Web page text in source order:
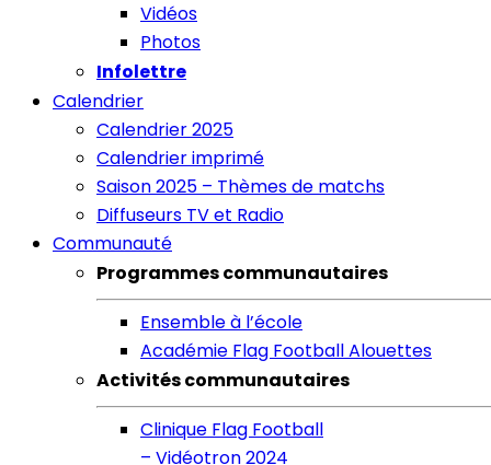
Vidéos
Photos
Infolettre
Calendrier
Calendrier 2025
Calendrier imprimé
Saison 2025 – Thèmes de matchs
Diffuseurs TV et Radio
Communauté
Programmes communautaires
Ensemble à l’école
Académie Flag Football Alouettes
Activités communautaires
Clinique Flag Football